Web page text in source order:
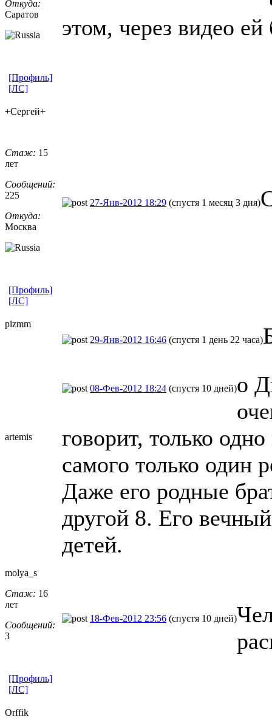
Откуда:
Саратов
этом, через видео ей
[Профиль]
[ЛС]
+Сергей+
Стаж: 15
лет
Сообщений:
225
Откуда:
Москва
27-Янв-2012 18:29 (спустя 1 месяц 3 дня)
[Профиль]
[ЛС]
pizmm
29-Янв-2012 16:46 (спустя 1 день 22 часа)
artemis
08-Фев-2012 18:24 (спустя 10 дней)о
говорит, только
самого только один
Даже его родные
другой 8. Его
детей.
molya_s
Стаж: 16
лет
Сообщений:
3
18-Фев-2012 23:56 (спустя 10 дней)
[Профиль]
[ЛС]
Orffik